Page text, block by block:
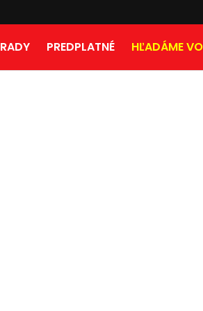
RADY PREDPLATNÉ HĽADÁME